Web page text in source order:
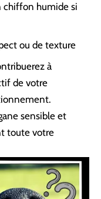
chiffon humide si
ou de texture
à
de votre
sensible et
toute votre